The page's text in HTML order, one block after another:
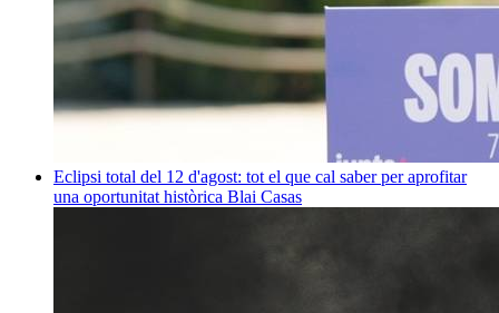
Eclipsi total del 12 d'agost: tot el que cal saber per aprofitar
una oportunitat històrica Blai Casas